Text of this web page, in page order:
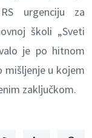
urgenciju za
školi „Sveti
je po hitnom
mišljenje u kojem
zaključkom.